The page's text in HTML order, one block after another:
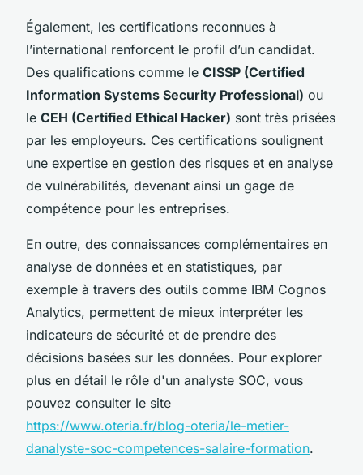
Également, les certifications reconnues à
l’international renforcent le profil d’un candidat.
Des qualifications comme le CISSP (Certified
Information Systems Security Professional) ou
le CEH (Certified Ethical Hacker) sont très prisées
par les employeurs. Ces certifications soulignent
une expertise en gestion des risques et en analyse
de vulnérabilités, devenant ainsi un gage de
compétence pour les entreprises.
En outre, des connaissances complémentaires en
analyse de données et en statistiques, par
exemple à travers des outils comme IBM Cognos
Analytics, permettent de mieux interpréter les
indicateurs de sécurité et de prendre des
décisions basées sur les données. Pour explorer
plus en détail le rôle d'un analyste SOC, vous
pouvez consulter le site
https://www.oteria.fr/blog-oteria/le-metier-
danalyste-soc-competences-salaire-formation.